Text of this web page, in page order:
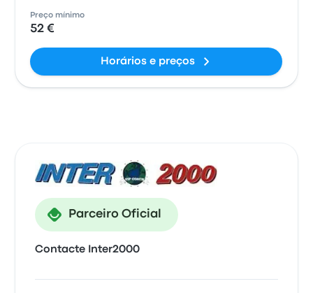
Preço mínimo
52 €
Horários e preços
Parceiro Oficial
Contacte Inter2000